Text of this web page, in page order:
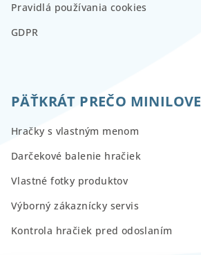
Pravidlá používania cookies
GDPR
PÄŤKRÁT PREČO MINILOVE
Hračky s vlastným menom
Darčekové balenie hračiek
Vlastné fotky produktov
Výborný zákaznícky servis
Kontrola hračiek pred odoslaním